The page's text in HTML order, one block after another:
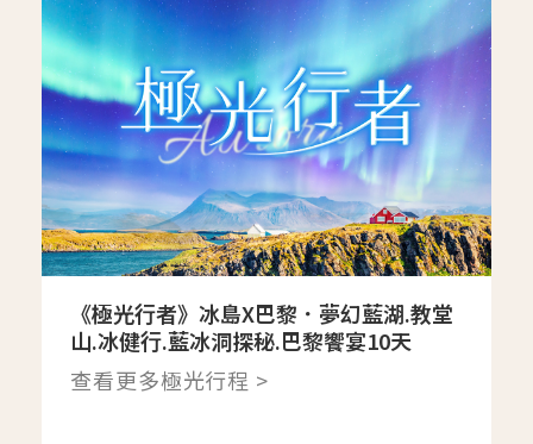
《極光行者》冰島X巴黎．夢幻藍湖.教堂
山.冰健行.藍冰洞探秘.巴黎饗宴10天
查看更多極光行程 >